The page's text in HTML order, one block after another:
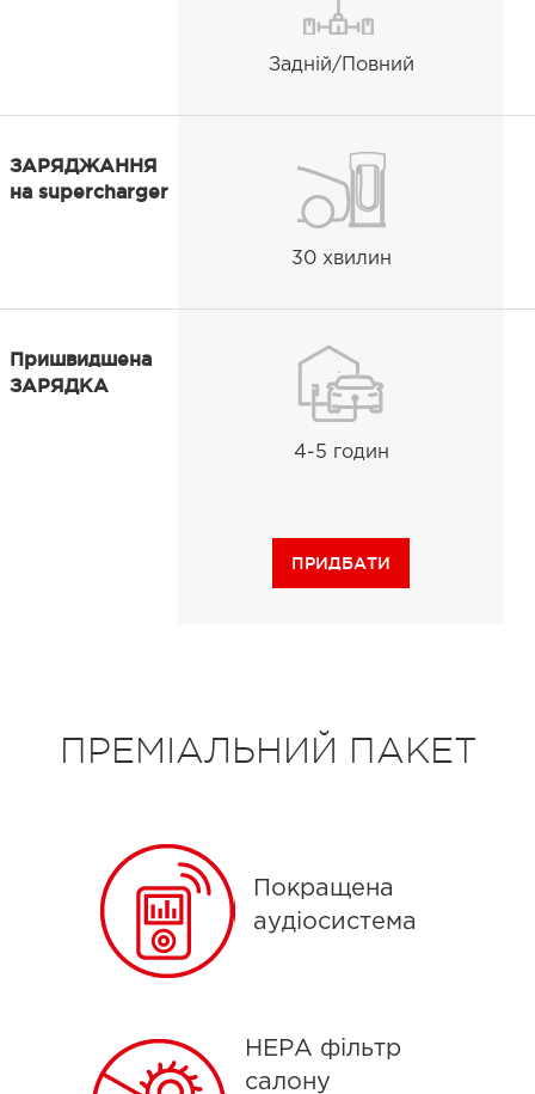
Задній/Повний
ЗАРЯДЖАННЯ
на supercharger
30 хвилин
Пришвидшена
ЗАРЯДКА
4-5 годин
ПРИДБАТИ
ПРЕМІАЛЬНИЙ ПАКЕТ
Покращена
аудіосистема
НЕРА фільтр
салону